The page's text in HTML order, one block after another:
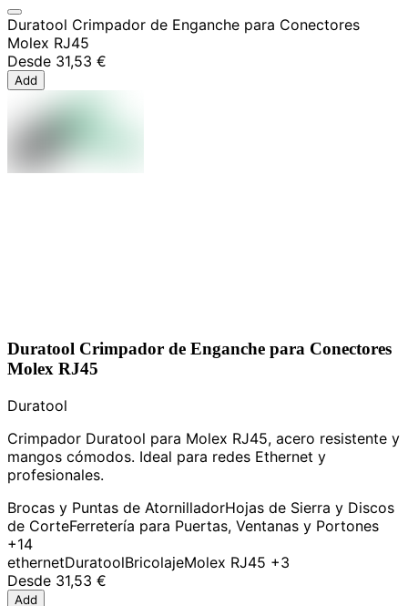
Duratool Crimpador de Enganche para Conectores
Molex RJ45
Desde 31,53 €
Add
Duratool Crimpador de Enganche para Conectores
Molex RJ45
Duratool
Crimpador Duratool para Molex RJ45, acero resistente y
mangos cómodos. Ideal para redes Ethernet y
profesionales.
Brocas y Puntas de AtornilladorHojas de Sierra y Discos
de CorteFerretería para Puertas, Ventanas y Portones
+14
ethernetDuratoolBricolajeMolex RJ45 +3
Desde 31,53 €
Add